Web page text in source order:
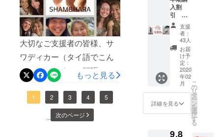
金も戻らない。けれど、こ
のプロジェクトを組み立て
るためには、一つでも嘘が
必要になるのではないか。
私は、このストールを自信
を持って薦められるだろう
か。その時、その問いに、
心は、はっきりと「否」と
答えました。実際、今開い
す。数日前、インドで仲良
くしていた元クライアント
でもあり、現在は車中泊で
旅を続けている友人から連
絡がありました。「足が、
いつもの倍くらいに腫れて
いる」その話を聞いて、私
はエコノミークラス症候群
間の帰路の影響もあって
か、これまでにない不思議
なエネルギーを感じていま
す。言葉にすると「ふわふ
わホワホワ… そしてシーー
ン」という感覚で、それが
良いのか悪いのか、新鮮す
ぎて自分でもよく分からな
いほどです。そんな状態な
大切なご支援者の皆様、サ
ワディカー（タイ語でこん
にちは）タイで、頑張って
います。毎年2月に開催され
ている、2泊３日のキャンプ
で、シャンバラ祭りという
もっと見る
1 2 3 4 5
... 次のページ
プラス
で、プ
レゼン
トいた
ししま
す。 施
術場所
は、福
岡県糸
島市の
Shanti
Shanti
Healing
店舗
（迷信
深い
人）と
いう
ニック
ネーム
の元と
なっ
た、眉
間のシ
ワを和
らげ、
ホッと
マイル
くださ
い。 色
を選択
してく
ださ
い。
１、ホ
ワイ
ト
（染め
や漂白
がない
ナチュ
２、グ
入割
引 第
一弾！
限定70
ク”大判
ストー
ル 男
女兼用
サイ
ズ 幅
90cm×
長さ
180cm
※手織り
ため、
支援
者：
43人
お届
け予
定：
2020
年02
月
詳細を見る
こ
の
リ
タ
ー
ン
を
選
択
す
る
9,8